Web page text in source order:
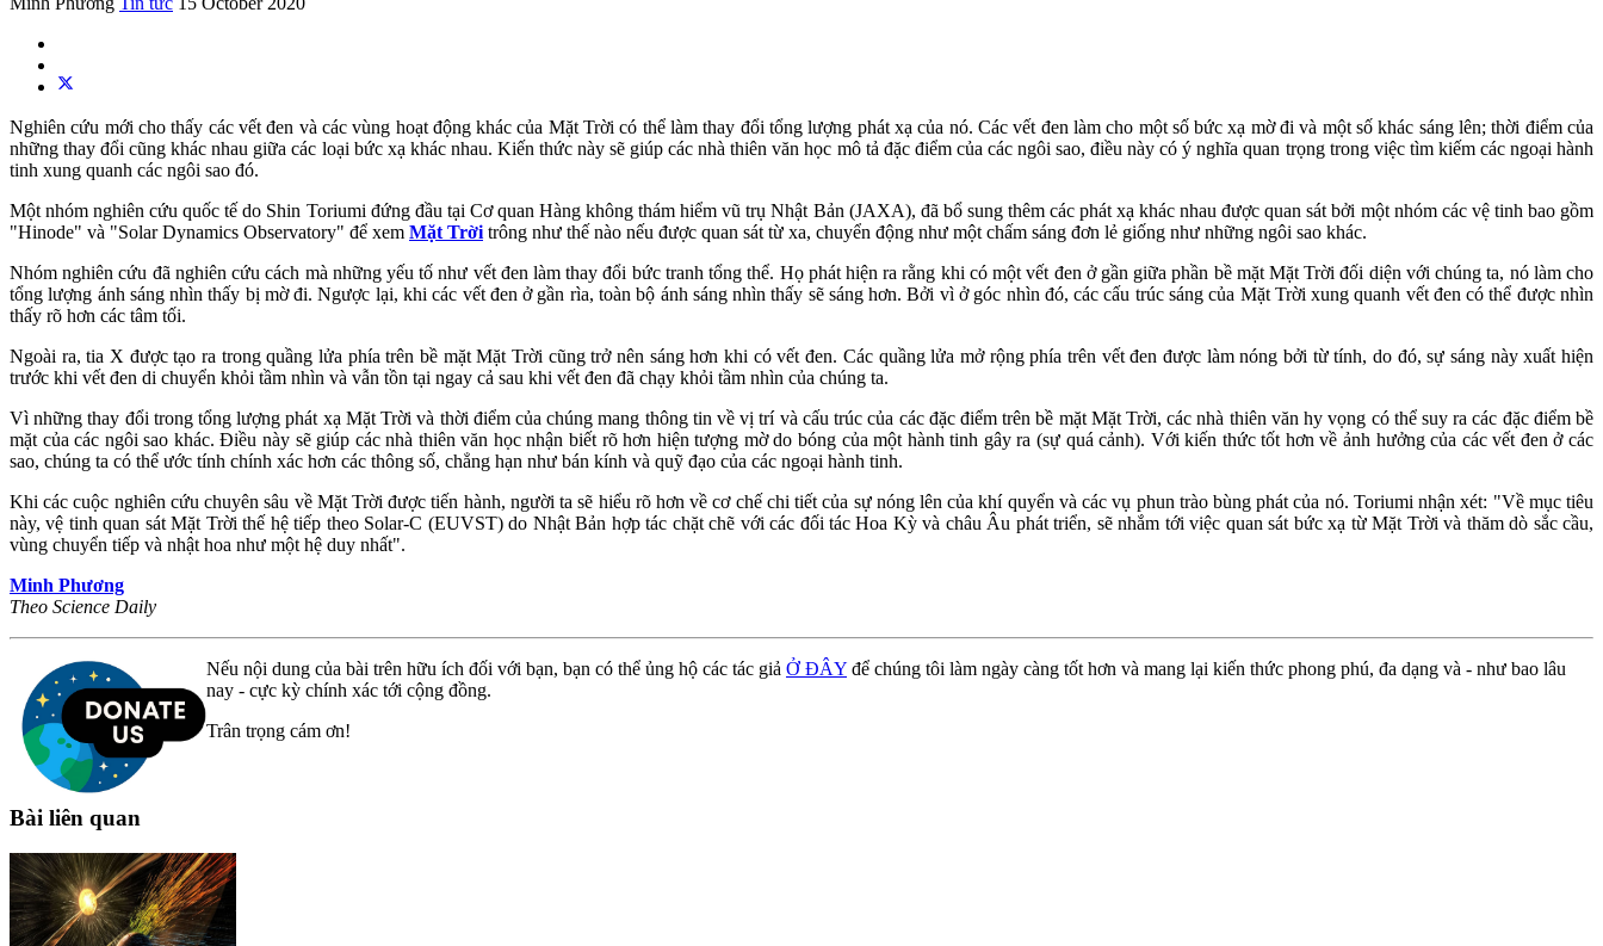
Nghiên cứu mới cho thấy các vết đen và các vùng hoạt động khác của Mặt Trời có thể làm thay đổi tổng lượng phát xạ của nó. Các vết đen làm cho một số bức xạ mờ đi và một số khác sáng lên; thời điểm của
những thay đổi cũng khác nhau giữa các loại bức xạ khác nhau. Kiến thức này sẽ giúp các nhà thiên văn học mô tả đặc điểm của các ngôi sao, điều này có ý nghĩa quan trọng trong việc tìm kiếm các ngoại hành
tinh xung quanh các ngôi sao đó.
Một nhóm nghiên cứu quốc tế do Shin Toriumi đứng đầu tại Cơ quan Hàng không thám hiểm vũ trụ Nhật Bản (JAXA), đã bổ sung thêm các phát xạ khác nhau được quan sát bởi một nhóm các vệ tinh bao gồm
"Hinode" và "Solar Dynamics Observatory" để xem Mặt Trời trông như thế nào nếu được quan sát từ xa, chuyển động như một chấm sáng đơn lẻ giống như những ngôi sao khác.
Nhóm nghiên cứu đã nghiên cứu cách mà những yếu tố như vết đen làm thay đổi bức tranh tổng thể. Họ phát hiện ra rằng khi có một vết đen ở gần giữa phần bề mặt Mặt Trời đối diện với chúng ta, nó làm cho
tổng lượng ánh sáng nhìn thấy bị mờ đi. Ngược lại, khi các vết đen ở gần rìa, toàn bộ ánh sáng nhìn thấy sẽ sáng hơn. Bởi vì ở góc nhìn đó, các cấu trúc sáng của Mặt Trời xung quanh vết đen có thể được nhìn
thấy rõ hơn các tâm tối.
Ngoài ra, tia X được tạo ra trong quầng lửa phía trên bề mặt Mặt Trời cũng trở nên sáng hơn khi có vết đen. Các quầng lửa mở rộng phía trên vết đen được làm nóng bởi từ tính, do đó, sự sáng này xuất hiện
trước khi vết đen di chuyển khỏi tầm nhìn và vẫn tồn tại ngay cả sau khi vết đen đã chạy khỏi tầm nhìn của chúng ta.
Vì những thay đổi trong tổng lượng phát xạ Mặt Trời và thời điểm của chúng mang thông tin về vị trí và cấu trúc của các đặc điểm trên bề mặt Mặt Trời, các nhà thiên văn hy vọng có thể suy ra các đặc điểm bề
mặt của các ngôi sao khác. Điều này sẽ giúp các nhà thiên văn học nhận biết rõ hơn hiện tượng mờ do bóng của một hành tinh gây ra (sự quá cảnh). Với kiến thức tốt hơn về ảnh hưởng của các vết đen ở các
sao, chúng ta có thể ước tính chính xác hơn các thông số, chẳng hạn như bán kính và quỹ đạo của các ngoại hành tinh.
Khi các cuộc nghiên cứu chuyên sâu về Mặt Trời được tiến hành, người ta sẽ hiểu rõ hơn về cơ chế chi tiết của sự nóng lên của khí quyển và các vụ phun trào bùng phát của nó. Toriumi nhận xét: "Về mục tiêu
này, vệ tinh quan sát Mặt Trời thế hệ tiếp theo Solar-C (EUVST) do Nhật Bản hợp tác chặt chẽ với các đối tác Hoa Kỳ và châu Âu phát triển, sẽ nhắm tới việc quan sát bức xạ từ Mặt Trời và thăm dò sắc cầu,
vùng chuyển tiếp và nhật hoa như một hệ duy nhất".
Minh Phương
Theo Science Daily
Nếu nội dung của bài trên hữu ích đối với bạn, bạn có thể ủng hộ các tác giả Ở ĐÂY để chúng tôi làm ngày càng tốt hơn và mang lại kiến thức phong phú, đa dạng và - như bao lâu
nay - cực kỳ chính xác tới cộng đồng.
Trân trọng cám ơn!
Bài liên quan